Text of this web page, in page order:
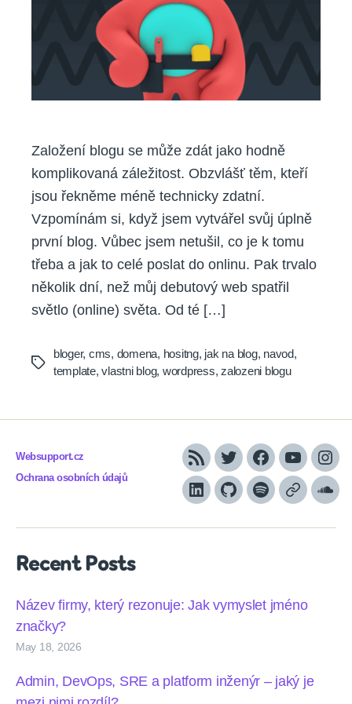
začátečníky)
Založení blogu se může zdát jako hodně
komplikovaná záležitost. Obzvlášť těm, kteří
jsou řekněme méně technicky zdatní.
Vzpomínám si, když jsem vytvářel svůj úplně
první blog. Vůbec jsem netušil, co je k tomu
třeba a jak to celé poslat do onlinu. Pak trvalo
několik dní, než můj debutový web spatřil
světlo (online) světa. Od té […]
Tags
bloger, cms, domena, hositng, jak na blog, navod,
template,vlastni blog, wordpress,zalozeni blogu
Websupport.cz
Ochrana osobních údajů
RSS TwitterFacebook
YouTube
LinkedInGithubSpotifyApple
Recent Posts
Název firmy, který rezonuje: Jak vymyslet jméno
značky?
May 18, 2026
Admin, DevOps, SRE a platform inženýr – jaký je